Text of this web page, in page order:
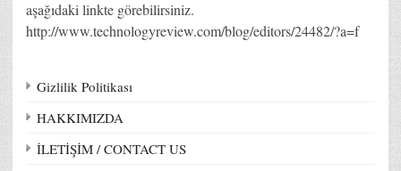
aşağıdaki linkte görebilirsiniz.
http://www.technologyreview.com/blog/editors/24482/?a=f
Gizlilik Politikası
HAKKIMIZDA
İLETİŞİM / CONTACT US